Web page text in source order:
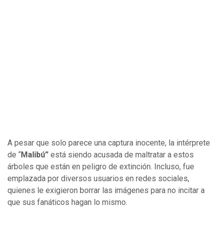
A pesar que solo parece una captura inocente, la intérprete
de “Malibú” está siendo acusada de maltratar a estos
árboles que están en peligro de extinción. Incluso, fue
emplazada por diversos usuarios en redes sociales,
quienes le exigieron borrar las imágenes para no incitar a
que sus fanáticos hagan lo mismo.